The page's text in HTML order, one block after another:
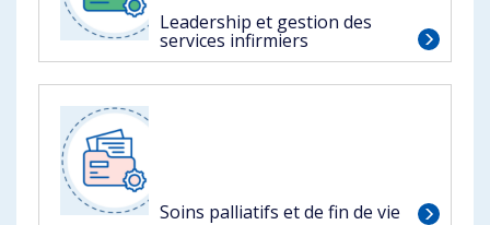
Leadership et gestion des
services infirmiers
Soins palliatifs et de fin de vie